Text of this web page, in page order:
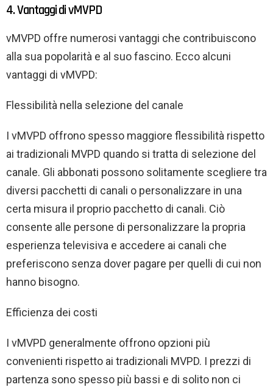
4. Vantaggi di vMVPD
vMVPD offre numerosi vantaggi che contribuiscono
alla sua popolarità e al suo fascino. Ecco alcuni
vantaggi di vMVPD:
Flessibilità nella selezione del canale
I vMVPD offrono spesso maggiore flessibilità rispetto
ai tradizionali MVPD quando si tratta di selezione del
canale. Gli abbonati possono solitamente scegliere tra
diversi pacchetti di canali o personalizzare in una
certa misura il proprio pacchetto di canali. Ciò
consente alle persone di personalizzare la propria
esperienza televisiva e accedere ai canali che
preferiscono senza dover pagare per quelli di cui non
hanno bisogno.
Efficienza dei costi
I vMVPD generalmente offrono opzioni più
convenienti rispetto ai tradizionali MVPD. I prezzi di
partenza sono spesso più bassi e di solito non ci